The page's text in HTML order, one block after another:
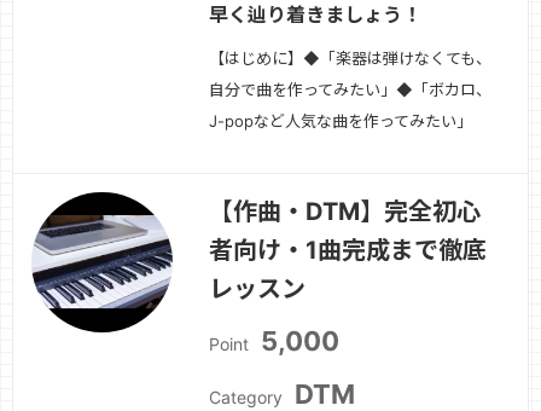
早く辿り着きましょう！
【はじめに】◆「楽器は弾けなくても、
自分で曲を作ってみたい」◆「ボカロ、
J-popなど人気な曲を作ってみたい」
分からない」◆「ある程度は作れたけ
れども、これ以上スキルが伸びない」そ
んな方に向けて、確実にはっきりと成長
【作曲・DTM】完全初心
者向け・1曲完成まで徹底
レッスン
Point 5,000
Category DTM